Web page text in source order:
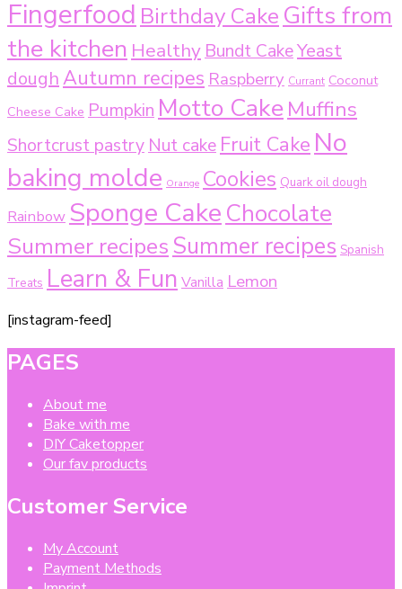
Fingerfood Birthday Cake Gifts from
the kitchen Healthy Bundt CakeYeast
doughAutumn recipes Raspberry Currant Coconut
Cheese Cake Pumpkin Motto CakeMuffins
Shortcrust pastry Nut cake Fruit Cake No
baking molde Orange Cookies Quark oil dough
Rainbow Sponge Cake Chocolate
Summer recipesSummer recipes Spanish
Treats Learn & Fun Vanilla Lemon
[instagram-feed]
PAGES
About me
Bake with me
DIY Caketopper
Our fav products
Customer Service
My Account
Payment Methods